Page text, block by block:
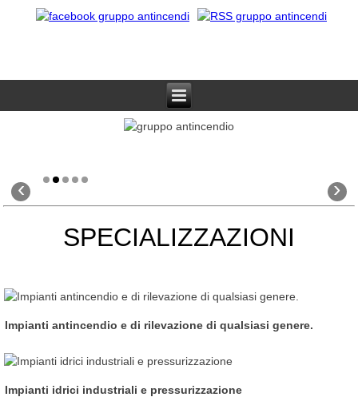
›
‹
SPECIALIZZAZIONI
Impianti antincendio e di rilevazione di qualsiasi genere.
Impianti idrici industriali e pressurizzazione